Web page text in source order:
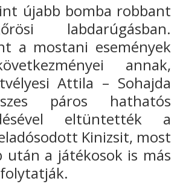
újabb bomba robbant
labdarúgásban.
a mostani események
annak,
Attila – Sohajda
páros hathatós
eltüntették a
Kinizsit, most
után a játékosok is más